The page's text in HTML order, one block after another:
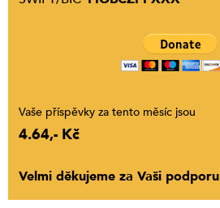
Vaše příspěvky za tento měsíc jsou
4.64,- Kč
Velmi děkujeme za Vaši podporu